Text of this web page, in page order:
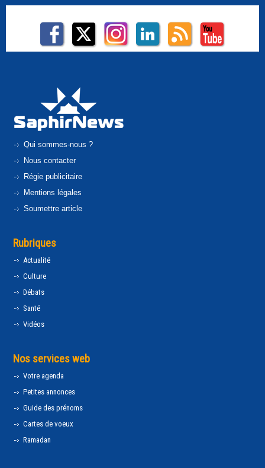
Qui sommes-nous ?
Nous contacter
Régie publicitaire
Mentions légales
Soumettre article
Rubriques
Actualité
Culture
Débats
Santé
Vidéos
Nos services web
Votre agenda
Petites annonces
Guide des prénoms
Cartes de voeux
Ramadan